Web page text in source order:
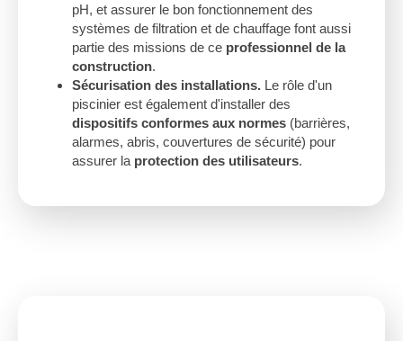
pH, et assurer le bon fonctionnement des
systèmes de filtration et de chauffage font aussi
partie des missions de ce professionnel de la
construction.
Sécurisation des installations. Le rôle d'un
piscinier est également d'installer des
dispositifs conformes aux normes (barrières,
alarmes, abris, couvertures de sécurité) pour
assurer la protection des utilisateurs.